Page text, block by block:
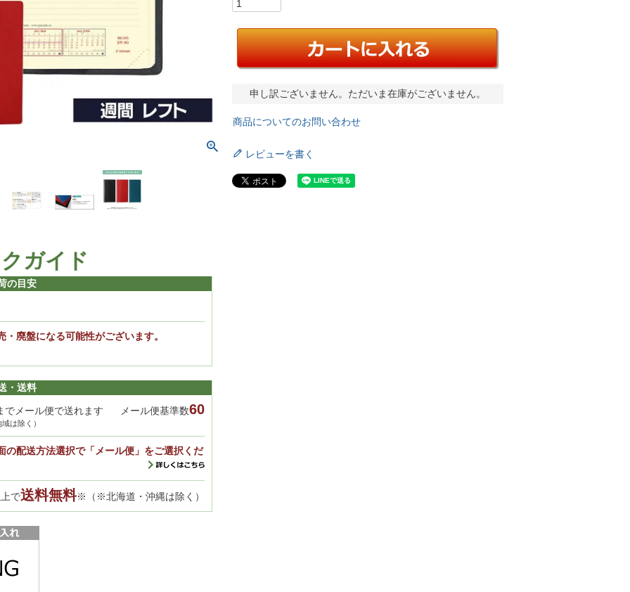
ガイド
の目安
廃盤になる可能性がございます。
・送料
でメール便で送れます メール便基準数60
は除く）
の配送方法選択で「メール便」をご選択くだ
で送料無料※（※北海道・沖縄は除く）
申し訳ございません。ただいま在庫がございません。
商品についてのお問い合わせ
レビューを書く